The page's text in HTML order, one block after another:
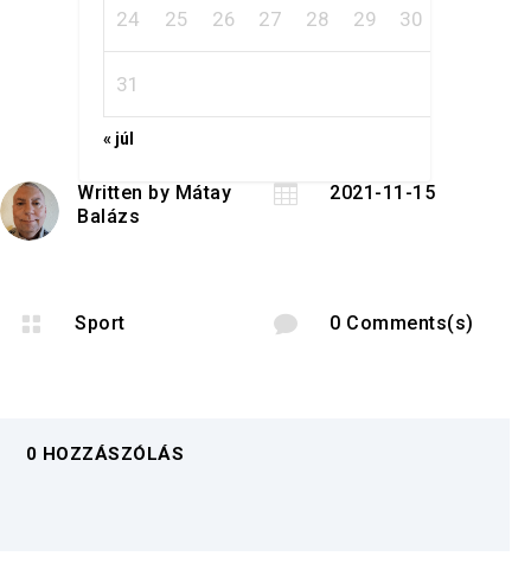
24 25 26 27 28 29 30
31
« júl
Written by Mátay
Balázs
 2021-11-15
 Sport  0 Comments(s)
0 HOZZÁSZÓLÁS